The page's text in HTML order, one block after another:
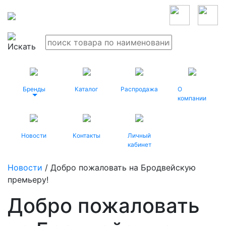
Бренды Каталог Распродажа
О
компании
Новости Контакты
Личный
кабинет
Новости / Добро пожаловать на Бродвейскую
премьеру!
Добро пожаловать